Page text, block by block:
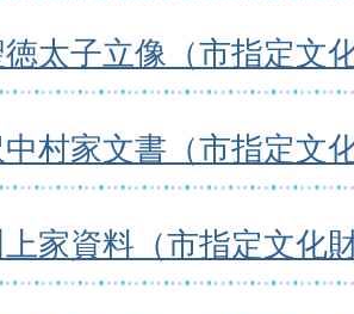
太子立像（市指定文
村家文書（市指定文
家資料（市指定文化